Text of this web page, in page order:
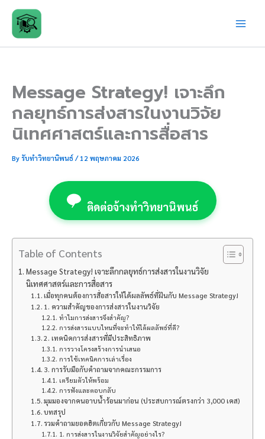
content
Message Strategy! เจาะลึก
กลยุทธ์การส่งสารในงานวิจัย
นิเทศศาสตร์และการสื่อสาร
Byรับทำวิทยานิพนธ์/12 พฤษภาคม 2026
ติดต่อจ้างทำวิทยานิพนธ์
Table of Contents
Message Strategy! เจาะลึกกลยุทธ์การส่งสารในงานวิจัย
นิเทศศาสตร์และการสื่อสาร
เมื่อทุกคนต้องการสื่อสารให้ได้ผลลัพธ์ที่ฝันกับ Message Strategy!
1. ความสำคัญของการส่งสารในงานวิจัย
ทำไมการส่งสารจึงสำคัญ?
การส่งสารแบบไหนที่จะทำให้ได้ผลลัพธ์ที่ดี?
2. เทคนิคการส่งสารที่มีประสิทธิภาพ
การวางโครงสร้างการนำเสนอ
การใช้เทคนิคการเล่าเรื่อง
3. การรับมือกับคำถามจากคณะกรรมการ
เตรียมตัวให้พร้อม
การฟังและตอบกลับ
มุมมองจากคนอาบน้ำร้อนมาก่อน (ประสบการณ์ตรงกว่า 3,000 เคส)
บทสรุป
รวมคำถามยอดฮิตเกี่ยวกับ Message Strategy!
1. การส่งสารในงานวิจัยสำคัญอย่างไร?